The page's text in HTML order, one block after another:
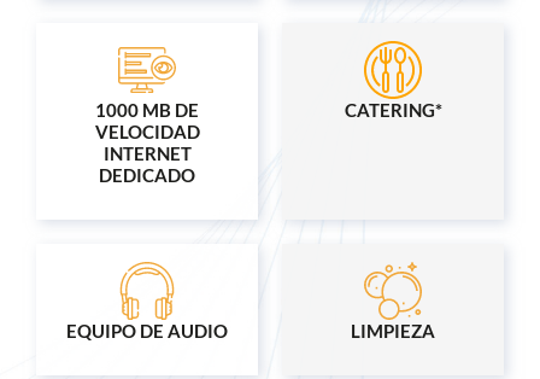
1000 MB DE
VELOCIDAD
INTERNET
DEDICADO
CATERING*
EQUIPO DE AUDIO LIMPIEZA